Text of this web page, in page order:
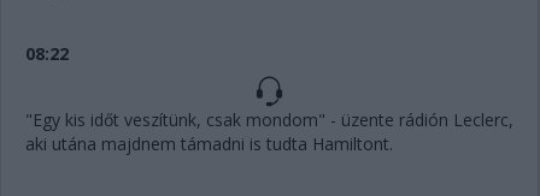
08:22
"Egy kis időt veszítünk, csak mondom" - üzente rádión Leclerc,
aki utána majdnem támadni is tudta Hamiltont.